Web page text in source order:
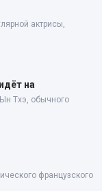
актрисы,
на
Тхэ, обычного
французского